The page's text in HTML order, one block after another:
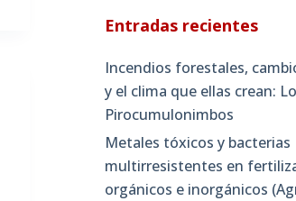
Entradas recientes
Incendios forestales,
y el clima que ellas crean:
Pirocumulonimbos
Metales tóxicos y bacterias
multirresistentes en
orgánicos e inorgánicos